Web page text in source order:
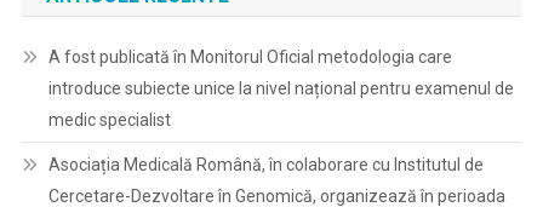
A fost publicată în Monitorul Oficial metodologia care
introduce subiecte unice la nivel național pentru examenul de
medic specialist
Asociația Medicală Română, în colaborare cu Institutul de
Cercetare-Dezvoltare în Genomică, organizează în perioada